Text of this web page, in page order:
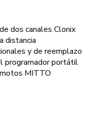
dos canales Clonix
distancia
y de reemplazo
programador portátil
MITTO